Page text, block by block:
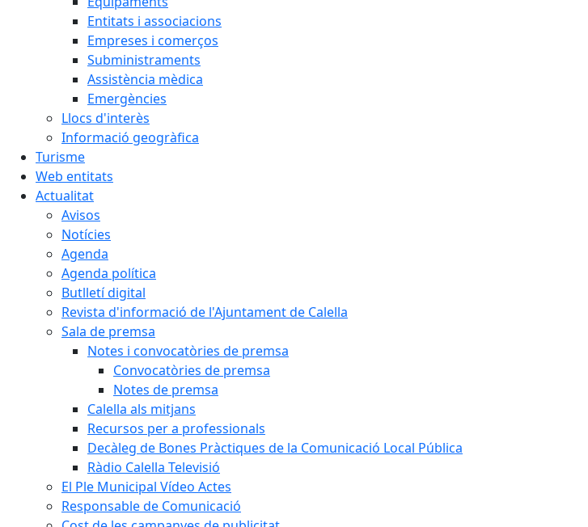
Entitats i associacions
Empreses i comerços
Subministraments
Assistència mèdica
Emergències
Llocs d'interès
Informació geogràfica
Turisme
Web entitats
Actualitat
Avisos
Notícies
Agenda
Agenda política
Butlletí digital
Revista d'informació de l'Ajuntament de Calella
Sala de premsa
Notes i convocatòries de premsa
Convocatòries de premsa
Notes de premsa
Calella als mitjans
Recursos per a professionals
Decàleg de Bones Pràctiques de la Comunicació Local Pública
Ràdio Calella Televisió
El Ple Municipal Vídeo Actes
Responsable de Comunicació